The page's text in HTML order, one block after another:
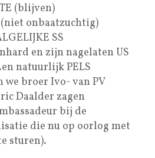
(blijven)
onbaatzuchtig)
SS
en zijn nagelaten US
natuurlijk PELS
we broer Ivo- van PV
Daalder zagen
bij de
die nu op oorlog met
sturen).